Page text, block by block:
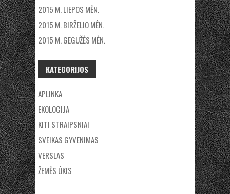
2015 M. LIEPOS MĖN.
2015 M. BIRŽELIO MĖN.
2015 M. GEGUŽĖS MĖN.
KATEGORIJOS
APLINKA
EKOLOGIJA
KITI STRAIPSNIAI
SVEIKAS GYVENIMAS
VERSLAS
ŽEMĖS ŪKIS